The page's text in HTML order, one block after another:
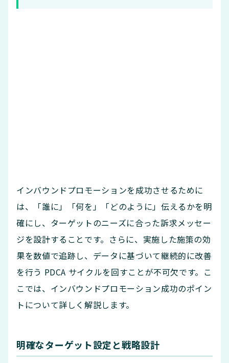
インバウンドプロモーションを成功させるために
は、「誰に」「何を」「どのように」伝えるかを明
確にし、ターゲットのニーズに合った訴求メッセー
ジを設計することです。さらに、実施した施策の効
果を数値で追跡し、データに基づいて継続的に改善
を行う PDCA サイクルを回すことが不可欠です。こ
こでは、インバウンドプロモーション成功のポイン
トについて詳しく解説します。
明確なターゲット設定と戦略設計